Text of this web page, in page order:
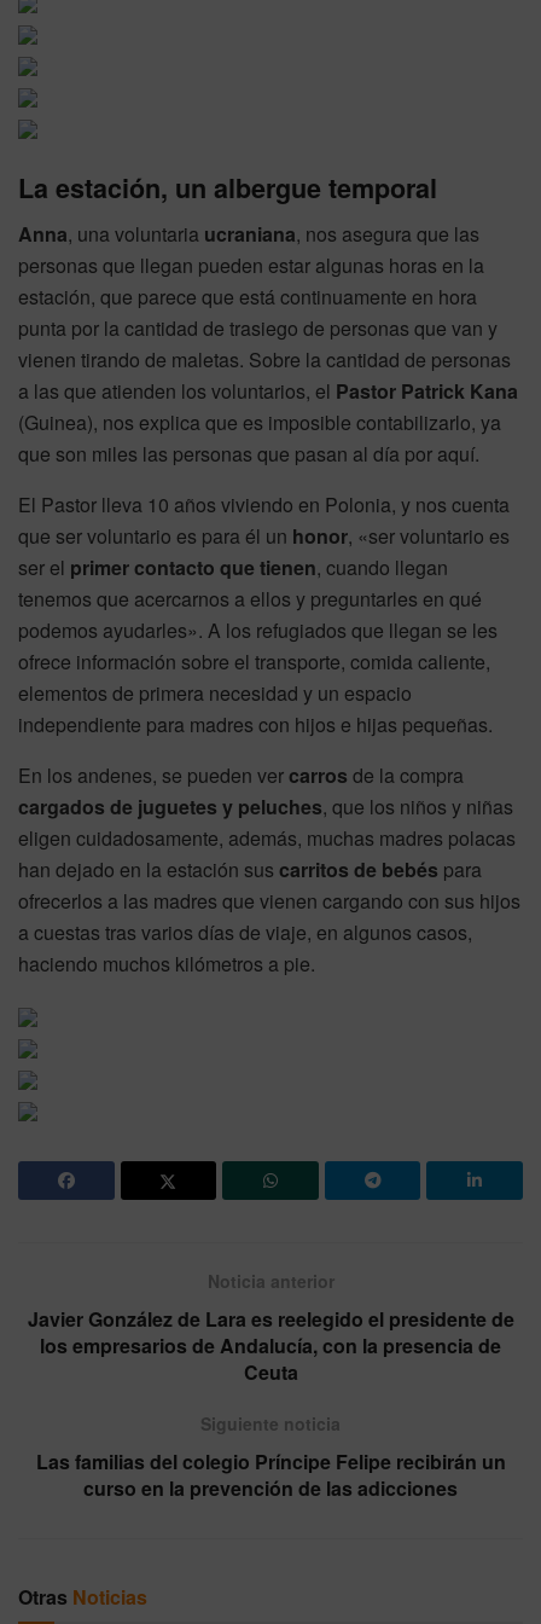
La estación, un albergue temporal
Anna, una voluntaria ucraniana, nos asegura que las
personas que llegan pueden estar algunas horas en la
estación, que parece que está continuamente en hora
punta por la cantidad de trasiego de personas que van y
vienen tirando de maletas. Sobre la cantidad de personas
a las que atienden los voluntarios, el Pastor Patrick Kana
(Guinea), nos explica que es imposible contabilizarlo, ya
que son miles las personas que pasan al día por aquí.
El Pastor lleva 10 años viviendo en Polonia, y nos cuenta
que ser voluntario es para él un honor, «ser voluntario es
ser el primer contacto que tienen, cuando llegan
tenemos que acercarnos a ellos y preguntarles en qué
podemos ayudarles». A los refugiados que llegan se les
ofrece información sobre el transporte, comida caliente,
elementos de primera necesidad y un espacio
independiente para madres con hijos e hijas pequeñas.
En los andenes, se pueden vercarros de la compra
cargados de juguetes y peluches, que los niños y niñas
eligen cuidadosamente, además, muchas madres polacas
han dejado en la estación sus carritos de bebés para
ofrecerlos a las madres que vienen cargando con sus hijos
a cuestas tras varios días de viaje, en algunos casos,
haciendo muchos kilómetros a pie.
Noticia anterior
Javier González de Lara es reelegido el presidente de
los empresarios de Andalucía, con la presencia de
Ceuta
Siguiente noticia
Las familias del colegio Príncipe Felipe recibirán un
curso en la prevención de las adicciones
Otras Noticias